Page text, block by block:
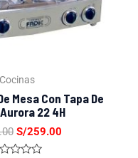
Cocinas
Mesa Con Tapa De
22 4H
S/259.00